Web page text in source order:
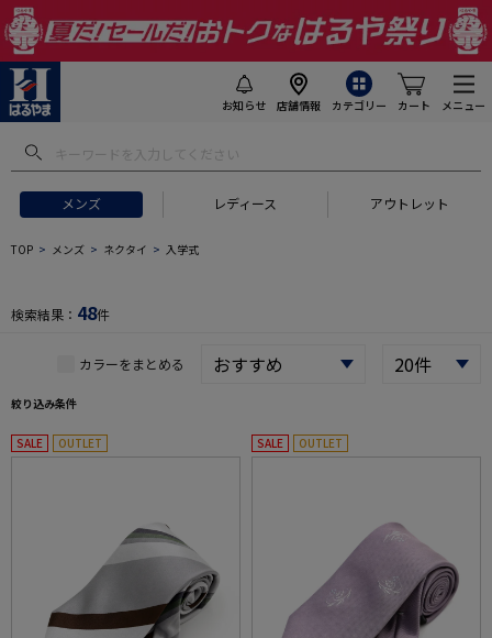
お知らせ 店舗情報 カテゴリー カート メニュー
メンズ レディース アウトレット
フトにおすすめ #セットアップ スーツ
TOP メンズ ネクタイ 入学式
検索結果： 48件
カラーをまとめる
絞り込み条件
SALE OUTLET SALE OUTLET